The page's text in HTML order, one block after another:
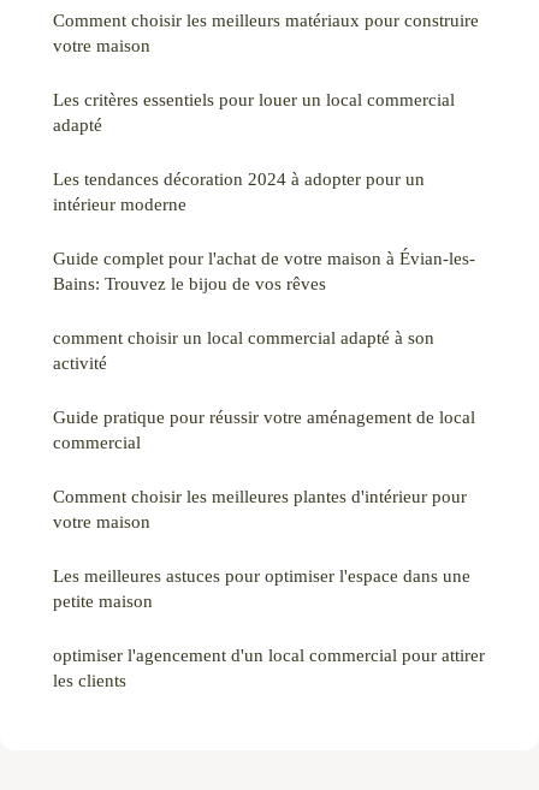
Comment choisir les meilleurs matériaux pour construire
votre maison
Les critères essentiels pour louer un local commercial
adapté
Les tendances décoration 2024 à adopter pour un
intérieur moderne
Guide complet pour l'achat de votre maison à Évian-les-
Bains: Trouvez le bijou de vos rêves
comment choisir un local commercial adapté à son
activité
Guide pratique pour réussir votre aménagement de local
commercial
Comment choisir les meilleures plantes d'intérieur pour
votre maison
Les meilleures astuces pour optimiser l'espace dans une
petite maison
optimiser l'agencement d'un local commercial pour attirer
les clients